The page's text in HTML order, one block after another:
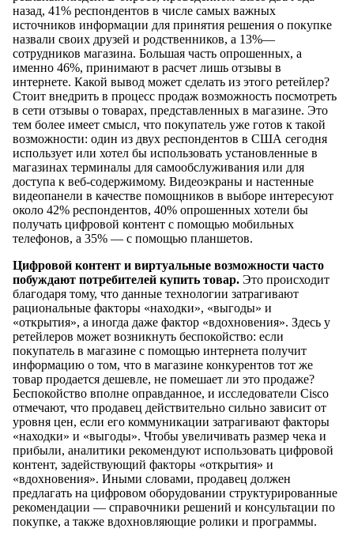
назад, 41% респондентов в числе самых важных
источников информации для принятия решения о покупке
назвали своих друзей и родственников, а 13%—
сотрудников магазина. Большая часть опрошенных, а
именно 46%, принимают в расчет лишь отзывы в
интернете. Какой вывод может сделать из этого ретейлер?
Стоит внедрить в процесс продаж возможность посмотреть
в сети отзывы о товарах, представленных в магазине. Это
тем более имеет смысл, что покупатель уже готов к такой
возможности: один из двух респондентов в США сегодня
использует или хотел бы использовать установленные в
магазинах терминалы для самообслуживания или для
доступа к веб-содержимому. Видеоэкраны и настенные
видеопанели в качестве помощников в выборе интересуют
около 42% респондентов, 40% опрошенных хотели бы
получать цифровой контент с помощью мобильных
телефонов, а 35% — с помощью планшетов.
Цифровой контент и виртуальные возможности часто
побуждают потребителей купить товар. Это происходит
благодаря тому, что данные технологии затрагивают
рациональные факторы «находки», «выгоды» и
«открытия», а иногда даже фактор «вдохновения». Здесь у
ретейлеров может возникнуть беспокойство: если
покупатель в магазине с помощью интернета получит
информацию о том, что в магазине конкурентов тот же
товар продается дешевле, не помешает ли это продаже?
Беспокойство вполне оправданное, и исследователи Cisco
отмечают, что продавец действительно сильно зависит от
уровня цен, если его коммуникации затрагивают факторы
«находки» и «выгоды». Чтобы увеличивать размер чека и
прибыли, аналитики рекомендуют использовать цифровой
контент, задействующий факторы «открытия» и
«вдохновения». Иными словами, продавец должен
предлагать на цифровом оборудовании структурированные
рекомендации — справочники решений и консультации по
покупке, а также вдохновляющие ролики и программы.